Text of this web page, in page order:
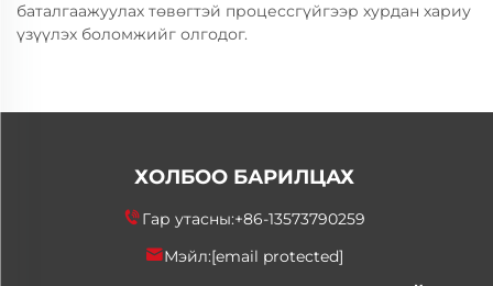
баталгаажуулах төвөгтэй процессгүйгээр хурдан хариу
үзүүлэх боломжийг олгодог.
ХОЛБОО БАРИЛЦАХ
Гар утасны:+86-13573790259
Мэйл:[email protected]